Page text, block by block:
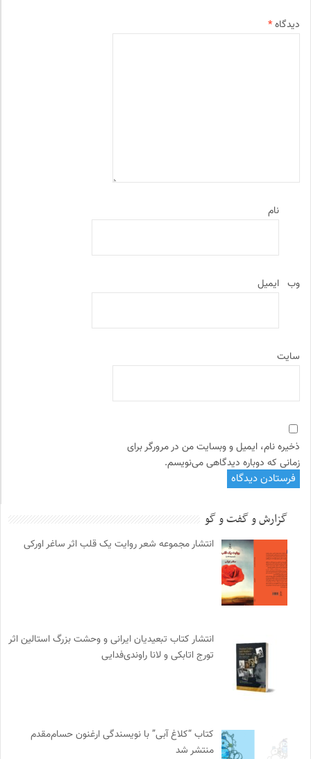
دیدگاه*
نام
ایمیل وب‌
سایت
ذخیره نام، ایمیل و وبسایت من در مرورگر برای
زمانی که دوباره دیدگاهی می‌نویسم.
گزارش و گفت و گو
انتشار مجموعه شعر روایت یک قلب اثر ساغر اورکی
انتشار کتاب تبعیدیان ایرانی و وحشت بزرگ استالین اثر
تورج اتابکی و لانا راوندی‌فدایی
کتاب “کلاغ آبی” با نویسندگی ارغنون حسام‌مقدم
منتشر شد